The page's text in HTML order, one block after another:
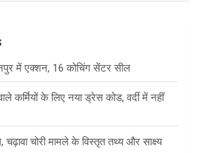
में एक्शन, 16 कोचिंग सेंटर सील
कर्मियों के लिए नया ड्रेस कोड, वर्दी में नहीं
चोरी मामले के विस्तृत तथ्य और साक्ष्य